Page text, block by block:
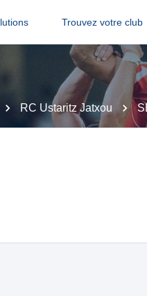
Trouvez votre club
RC Ustaritz Jatxou